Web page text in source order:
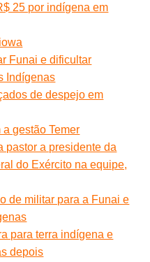
25 por indígena em
Funai e dificultar
Indígenas
de despejo em
gestão Temer
pastor a presidente da
do Exército na equipe,
de militar para a Funai e
para terra indígena e
depois